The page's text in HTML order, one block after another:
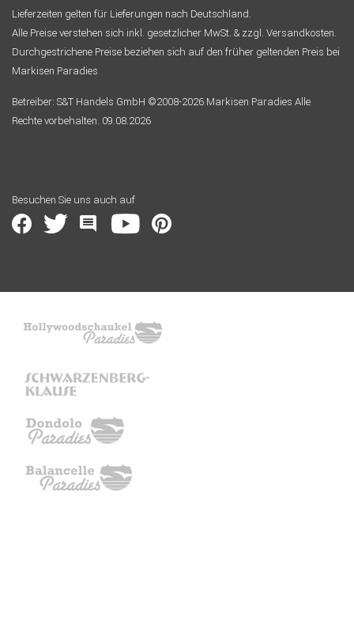
Lieferzeiten gelten für Lieferungen nach Deutschland.
Alle Preise verstehen sich inkl. gesetzlicher MwSt. & zzgl. Versandkosten.
Durchgestrichene Preise beziehen sich auf den früher geltenden Preis bei
Markisen Paradies
Betreiber: S&T Handels GmbH ©2008-2026 Markisen Paradies Alle
Rechte vorbehalten. 09.08.2026
Besuchen Sie uns auch auf